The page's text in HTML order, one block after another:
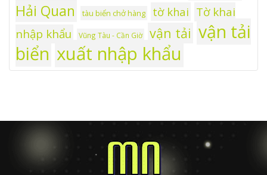
Hải Quan
tàu biển chở hàng tờ khai Tờ khai
nhập khẩu
Vũng Tàu - Cần Giờ vận tải vận tải
biển xuất nhập khẩu